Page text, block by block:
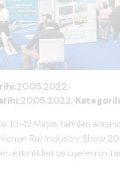
20.05.2022
20.05.2022
10-12 Mayıs tarihleri
Rail Industry Show
etkinlikleri ve üyelerinin